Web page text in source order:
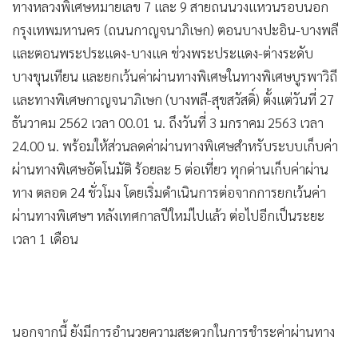
ทางหลวงพิเศษหมายเลข 7 และ 9 สายถนนวงแหวนรอบนอก
กรุงเทพมหานคร (ถนนกาญจนาภิเษก) ตอนบางปะอิน-บางพลี
และตอนพระประแดง-บางแค ช่วงพระประแดง-ต่างระดับ
บางขุนเทียน และยกเว้นค่าผ่านทางพิเศษในทางพิเศษบูรพาวิถี
และทางพิเศษกาญจนาภิเษก (บางพลี-สุขสวัสดิ์) ตั้งแต่วันที่ 27
ธันวาคม 2562 เวลา 00.01 น. ถึงวันที่ 3 มกราคม 2563 เวลา
24.00 น. พร้อมให้ส่วนลดค่าผ่านทางพิเศษสำหรับระบบเก็บค่า
ผ่านทางพิเศษอัตโนมัติ ร้อยละ 5 ต่อเที่ยว ทุกด่านเก็บค่าผ่าน
ทาง ตลอด 24 ชั่วโมง โดยเริ่มดำเนินการต่อจากการยกเว้นค่า
ผ่านทางพิเศษฯ หลังเทศกาลปีใหม่ไปแล้ว ต่อไปอีกเป็นระยะ
เวลา 1 เดือน
นอกจากนี้ ยังมีการอำนวยความสะดวกในการชำระค่าผ่านทาง